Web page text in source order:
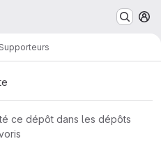
Supporteurs
ce dépôt dans les dépôts